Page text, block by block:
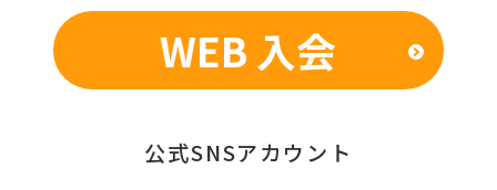
■個人情報の管理
報は、適切かつ慎重に管理し、漏洩、改
ざん、紛失等がないよう適正な管理に努
WEB 入会
公式SNSアカウント